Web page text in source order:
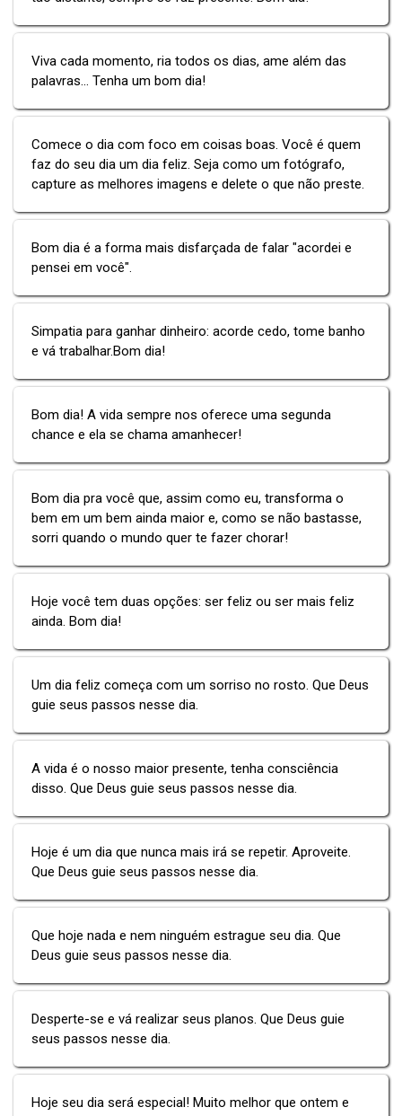
Viva cada momento, ria todos os dias, ame além das
palavras... Tenha um bom dia!
Comece o dia com foco em coisas boas. Você é quem
faz do seu dia um dia feliz. Seja como um fotógrafo,
capture as melhores imagens e delete o que não preste.
Bom dia é a forma mais disfarçada de falar "acordei e
pensei em você".
Simpatia para ganhar dinheiro: acorde cedo, tome banho
e vá trabalhar.Bom dia!
Bom dia! A vida sempre nos oferece uma segunda
chance e ela se chama amanhecer!
Bom dia pra você que, assim como eu, transforma o
bem em um bem ainda maior e, como se não bastasse,
sorri quando o mundo quer te fazer chorar!
Hoje você tem duas opções: ser feliz ou ser mais feliz
ainda. Bom dia!
Um dia feliz começa com um sorriso no rosto. Que Deus
guie seus passos nesse dia.
A vida é o nosso maior presente, tenha consciência
disso. Que Deus guie seus passos nesse dia.
Hoje é um dia que nunca mais irá se repetir. Aproveite.
Que Deus guie seus passos nesse dia.
Que hoje nada e nem ninguém estrague seu dia. Que
Deus guie seus passos nesse dia.
Desperte-se e vá realizar seus planos. Que Deus guie
seus passos nesse dia.
Hoje seu dia será especial! Muito melhor que ontem e